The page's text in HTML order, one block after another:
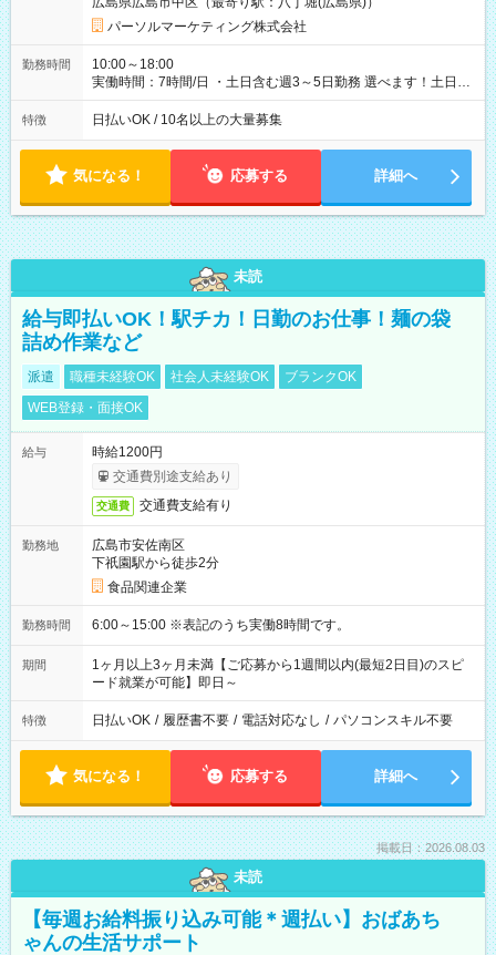
パーソルマーケティング株式会社
勤務時間
10:00～18:00
実働時間：7時間/日 ・土日含む週3～5日勤務 選べます！土日も
休みやすい！ ・残業は有りません！
特徴 日払いOK / 10名以上の大量募集
気になる！ 応募する 詳細へ
未読
給与即払いOK！駅チカ！日勤のお仕事！麺の袋
詰め作業など
派遣 職種未経験OK 社会人未経験OK
ブランクOK
WEB登録・面接OK
給与
時給1200円
交通費別途支給あり
交通費 交通費支給有り
勤務地
広島市安佐南区
下祇園駅から徒歩2分
食品関連企業
勤務時間 6:00～15:00 ※表記のうち実働8時間です。
期間
1ヶ月以上3ヶ月未満【ご応募から1週間以内(最短2日目)のスピ
ード就業が可能】即日～
特徴 日払いOK / 履歴書不要 / 電話対応なし / パソコンスキル不要
気になる！ 応募する 詳細へ
掲載日：2026.08.03
未読
【毎週お給料振り込み可能＊週払い】おばあち
ゃんの生活サポート